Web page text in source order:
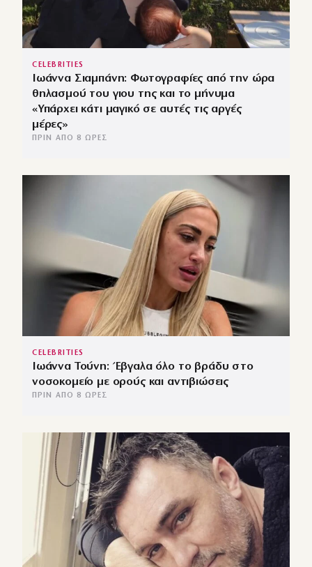
CELEBRITIES
Ιωάννα Σιαμπάνη: Φωτογραφίες από την ώρα
θηλασμού του γιου της και το μήνυμα
«Υπάρχει κάτι μαγικό σε αυτές τις αργές
μέρες»
ΠΡΙΝ ΑΠΌ 8 ΏΡΕΣ
CELEBRITIES
Ιωάννα Τούνη: Έβγαλα όλο το βράδυ στο
νοσοκομείο με ορούς και αντιβιώσεις
ΠΡΙΝ ΑΠΌ 8 ΏΡΕΣ